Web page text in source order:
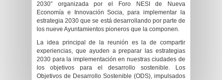
2030” organizada por el Foro NESI de Nueva
Economía e Innovación Socia, para implementar la
estrategia 2030 que se está desarrollando por parte de
los nueve Ayuntamientos pioneros que la componen.
La idea principal de la reunión es la de compartir
experiencias, que ayuden a preparar las estrategias
2030 para la implementación en nuestras ciudades de
los objetivos para el desarrollo sostenible. Los
Objetivos de Desarrollo Sostenible (ODS), impulsados